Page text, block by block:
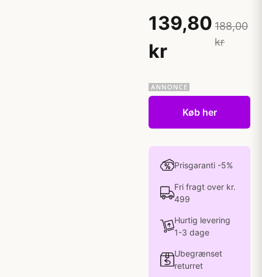
139,80
kr
188,00
kr
Køb her
Prisgaranti -5%
Fri fragt over kr.
499
Hurtig levering
1-3 dage
Ubegrænset
returret